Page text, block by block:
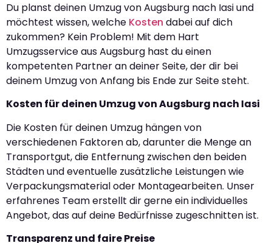
Du planst deinen Umzug von Augsburg nach Iasi und
möchtest wissen, welche Kosten dabei auf dich
zukommen? Kein Problem! Mit dem Hart
Umzugsservice aus Augsburg hast du einen
kompetenten Partner an deiner Seite, der dir bei
deinem Umzug von Anfang bis Ende zur Seite steht.
Kosten für deinen Umzug von Augsburg nach Iasi
Die Kosten für deinen Umzug hängen von
verschiedenen Faktoren ab, darunter die Menge an
Transportgut, die Entfernung zwischen den beiden
Städten und eventuelle zusätzliche Leistungen wie
Verpackungsmaterial oder Montagearbeiten. Unser
erfahrenes Team erstellt dir gerne ein individuelles
Angebot, das auf deine Bedürfnisse zugeschnitten ist.
Transparenz und faire Preise